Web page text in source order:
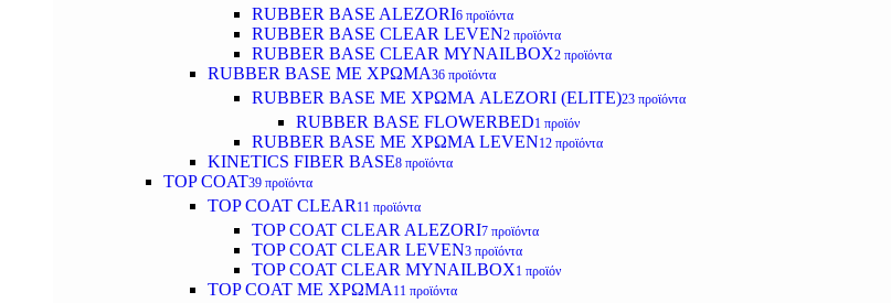
RUBBER BASE ALEZORI6 προϊόντα
RUBBER BASE CLEAR LEVEN2 προϊόντα
RUBBER BASE CLEAR MYNAILBOX2 προϊόντα
RUBBER BASE ΜΕ ΧΡΩΜΑ36 προϊόντα
RUBBER BASE ΜΕ ΧΡΩΜΑ ALEZORI (ELITE)23 προϊόντα
RUBBER BASE FLOWERBED1 προϊόν
RUBBER BASE ΜΕ ΧΡΩΜΑ LEVEN12 προϊόντα
KINETICS FIBER BASE8 προϊόντα
TOP COAT39 προϊόντα
TOP COAT CLEAR 11 προϊόντα
TOP COAT CLEAR ALEZORI7 προϊόντα
TOP COAT CLEAR LEVEN3 προϊόντα
TOP COAT CLEAR MYNAILBOX1 προϊόν
TOP COAT ΜΕ ΧΡΩΜΑ 11 προϊόντα